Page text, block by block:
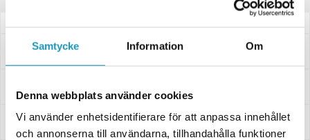
Samtycke Information Om
Denna webbplats använder cookies
Vi använder enhetsidentifierare för att anpassa innehållet
och annonserna till användarna, tillhandahålla funktioner
Spørsmål og svar
Innbetaling